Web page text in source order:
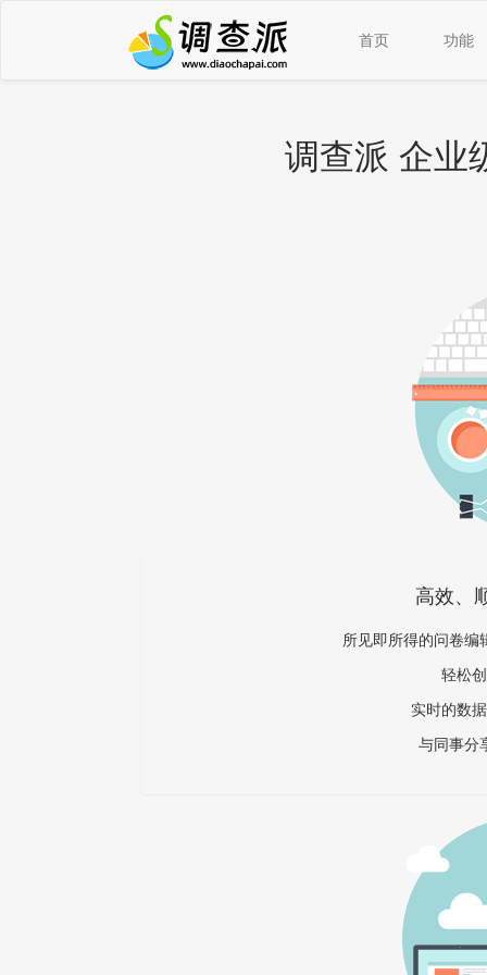
首页 功能
调查派 企业
高效、
所见即所得的问卷编
轻松
实时的数
与同事分